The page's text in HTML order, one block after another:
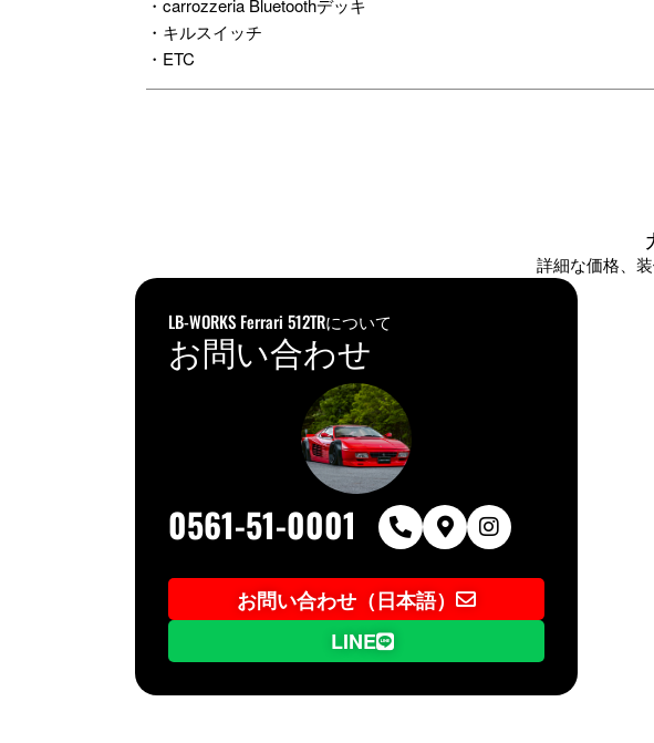
・carrozzeria Bluetoothデッキ
・キルスイッチ
・ETC
詳細な価格、
LB-WORKS Ferrari 512TRについて
お問い合わせ
0561-51-0001
お問い合わせ（日本語）
LINE